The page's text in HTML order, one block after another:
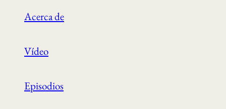
Acerca de
Vídeo
Episodios